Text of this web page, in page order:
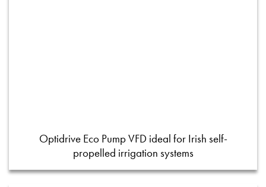
Optidrive Eco Pump VFD ideal for Irish self-
propelled irrigation systems